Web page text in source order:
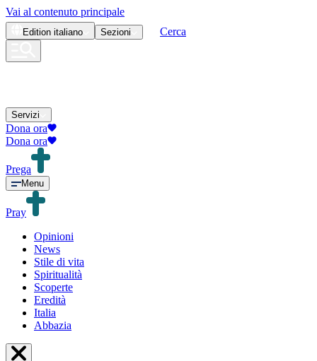
Vai al contenuto principale
Edition italiano Sezioni Cerca
Servizi
Dona ora
Dona ora
Prega
Menu
Pray
Opinioni
News
Stile di vita
Spiritualità
Scoperte
Eredità
Italia
Abbazia